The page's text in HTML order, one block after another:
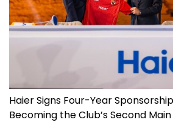
Haier Signs Four-Year
Becoming the Club’s Second